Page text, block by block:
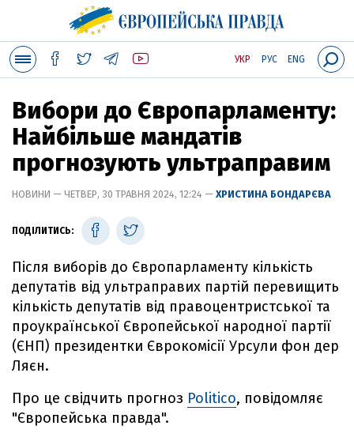
УКР РУС ENG
Вибори до Європарламенту:
Найбільше мандатів
прогнозують ультраправим
НОВИНИ — ЧЕТВЕР, 30 ТРАВНЯ 2024, 12:24 — ХРИСТИНА БОНДАРЄВА
ПОДІЛИТИСЬ:
Після виборів до Європарламенту кількість
депутатів від ультраправих партій перевищить
кількість депутатів від правоцентристської та
проукраїнської Європейської народної партії
(ЄНП) президентки Єврокомісії Урсули фон дер
Ляєн.
Про це свідчить прогноз Politico, повідомляє
"Європейська правда".